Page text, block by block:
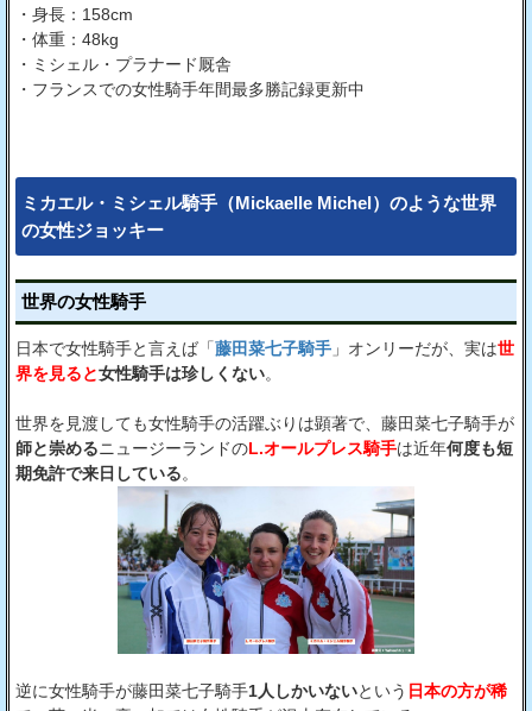
・身長：158cm
・体重：48kg
・ミシェル・プラナード厩舎
・フランスでの女性騎手年間最多勝記録更新中
ミカエル・ミシェル騎手（Mickaelle Michel）のような世界
の女性ジョッキー
世界の女性騎手
日本で女性騎手と言えば「藤田菜七子騎手 」オンリーだが、実は世
界を見ると女性騎手は珍しくない。
世界を見渡しても女性騎手の活躍ぶりは顕著で、藤田菜七子騎手が
師と崇めるニュージーランドのL.オールプレス騎手は近年何度も短
期免許で来日している。
逆に女性騎手が藤田菜七子騎手1人しかいないという 日本の方が稀